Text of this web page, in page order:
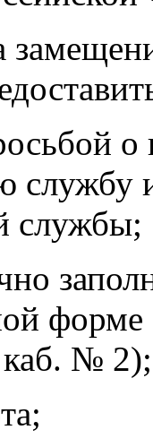
службу
службы;
каб. № 2);